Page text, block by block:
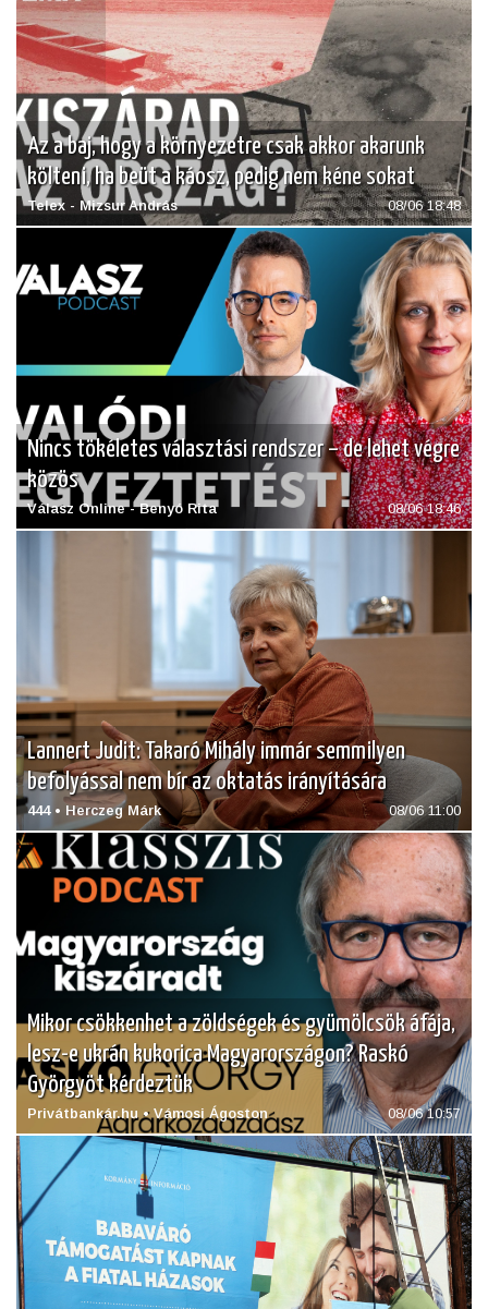
Az a baj, hogy a környezetre csak akkor akarunk
költeni, ha beüt a káosz, pedig nem kéne sokat
Telex - Mizsur András 08/06 18:48
Nincs tökéletes választási rendszer – de lehet végre
közös
Válasz Online - Benyó Rita 08/06 18:46
Lannert Judit: Takaró Mihály immár semmilyen
befolyással nem bír az oktatás irányítására
444 • Herczeg Márk 08/06 11:00
Mikor csökkenhet a zöldségek és gyümölcsök áfája,
lesz-e ukrán kukorica Magyarországon? Raskó
Györgyöt kérdeztük
Privátbankár.hu • Vámosi Ágoston 08/06 10:57